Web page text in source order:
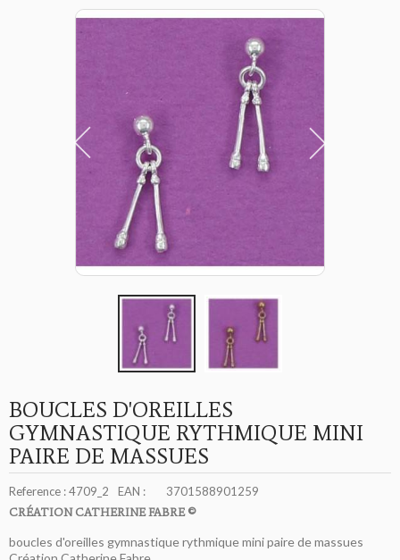
BOUCLES D'OREILLES
GYMNASTIQUE RYTHMIQUE MINI
PAIRE DE MASSUES
Reference :4709_2 EAN : 3701588901259
CRÉATION CATHERINE FABRE ©
boucles d'oreilles gymnastique rythmique mini paire de massues